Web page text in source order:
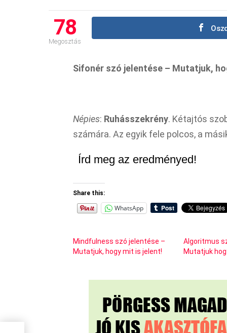
78
Megosztás
Sifonér szó jelentése – Mutatjuk,
Népies: Ruhásszekrény. Kétajtós
számára. Az egyik fele polcos, a
Írd meg az eredményed!
Share this:
WhatsApp
Mindfulness szó jelentése –
Mutatjuk, hogy mit is jelent!
Algoritmus
Mutatjuk